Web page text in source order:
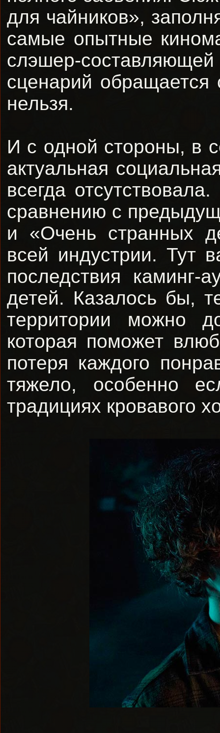
для чайников»,
самые опытные
слэшер-
сценарий обращается
нельзя.
И с одной стороны, в
актуальная
всегда
сравнению с
и «Очень странных
всей индустрии. Тут
последствия
детей. Казалось бы,
территории можно
которая поможет
потеря каждого
тяжело, особенно
традициях кровавого